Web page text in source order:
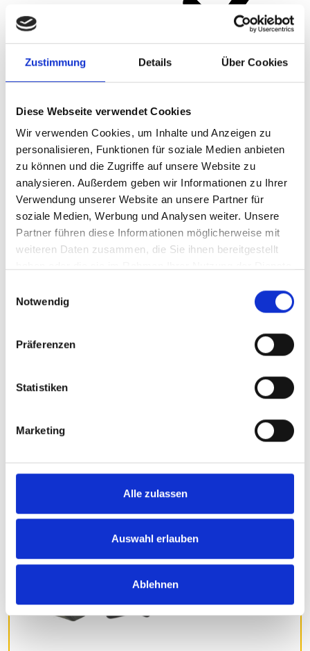
Zustimmung Details Über Cookies
Diese Webseite verwendet Cookies
Wir verwenden Cookies, um Inhalte und Anzeigen zu
personalisieren, Funktionen für soziale Medien anbieten
zu können und die Zugriffe auf unsere Website zu
analysieren. Außerdem geben wir Informationen zu Ihrer
Verwendung unserer Website an unsere Partner für
soziale Medien, Werbung und Analysen weiter. Unsere
Partner führen diese Informationen möglicherweise mit
weiteren Daten zusammen, die Sie ihnen bereitgestellt
Notwendig
Präferenzen
Statistiken
Marketing
Alle zulassen
Auswahl erlauben
Ablehnen